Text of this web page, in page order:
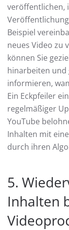
veröffentlichen,
Beispiel
neues Video zu
können Sie
hinarbeiten und
informieren,
Ein Eckpfeiler
regelmäßiger
YouTube
Inhalten mit
durch ihren
5.
Inhalten